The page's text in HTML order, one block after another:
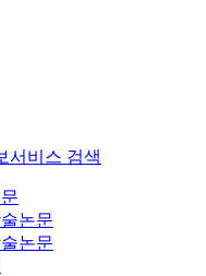
서비스 검색
논문
논문